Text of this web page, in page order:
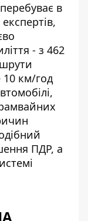
в
- з 462
10 км/год
ПДР, а